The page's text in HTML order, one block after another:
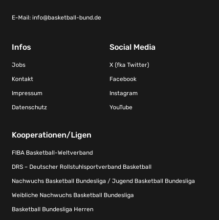
E-Mail: info@basketball-bund.de
Infos
Jobs
Kontakt
Impressum
Datenschutz
Social Media
X (fka Twitter)
Facebook
Instagram
YouTube
Kooperationen/Ligen
FIBA Basketball-Weltverband
DRS – Deutscher Rollstuhlsportverband Basketball
Nachwuchs Basketball Bundesliga / Jugend Basketball Bundesliga
Weibliche Nachwuchs Basketball Bundesliga
Basketball Bundesliga Herren